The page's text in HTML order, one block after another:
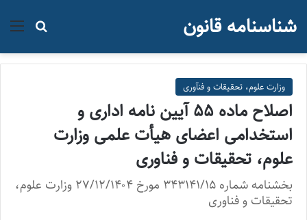
جستجو شناسنامه قانون
وزارت علوم، تحقیقات و فنآوری
اصلاح ماده ۵۵ آیین نامه اداری و
استخدامی اعضای هیأت علمی وزارت
علوم، تحقیقات و فناوری
بخشنامه شماره ۳۴۳۱۴۱/۱۵ مورخ ۲۷/۱۲/۱۴۰۴ وزارت علوم،
تحقیقات و فناوری